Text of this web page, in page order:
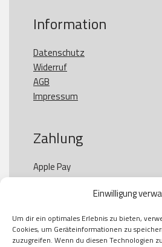
Einwilligung
Um dir ein optimales Erlebnis zu bieten,
Cookies, um Geräteinformationen zu
zuzugreifen. Wenn du diesen Technologien
Information
Datenschutz
Widerruf
AGB
Impressum
Zahlung
Apple Pay
Paypal
Kauf auf Rechung
Klarna